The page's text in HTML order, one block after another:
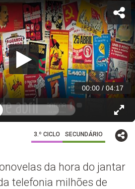
00:00 / 04:17
3.º CICLO SECUNDÁRIO
da hora do jantar
telefonia milhões de